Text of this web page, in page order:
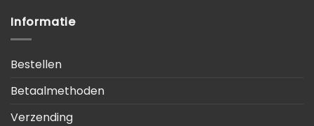
Informatie
Bestellen
Betaalmethoden
Verzending